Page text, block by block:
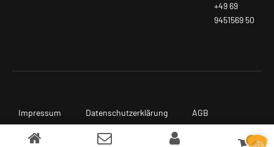
+49 69
9451569 50
Impressum Datenschutzerklärung AGB
0